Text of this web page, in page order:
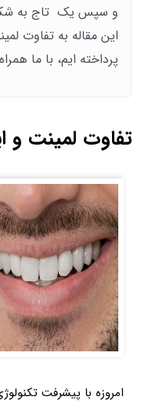
و سپس یک تاج به شکل
این مقاله به تفاوت
پرداخته ایم، با ما
تفاوت لمینت و
امروزه با پیشرفت